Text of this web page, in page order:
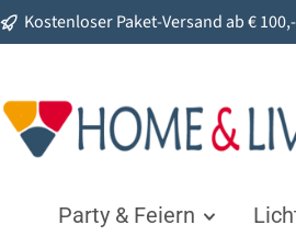
Zur Hauptnavigation
Kostenloser Paket-Versand ab €
Party & Feiern